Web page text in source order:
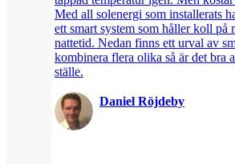
Med all solenergi som installerats
ett smart system som håller koll
nattetid. Nedan finns ett urval av
kombinera flera olika så är det bra
ställe.
Daniel Röjdeby